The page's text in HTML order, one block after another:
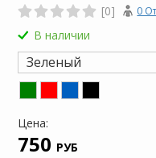
[0] 0
В наличии
Зеленый
Цена:
750 РУБ